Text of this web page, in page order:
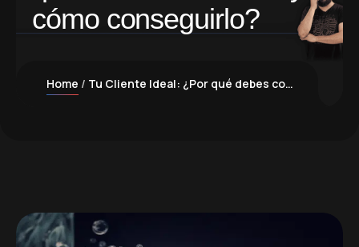
cómo conseguirlo?
Home Tu Cliente Ideal: ¿Por qué debes conocerlo y cómo conseguirlo?